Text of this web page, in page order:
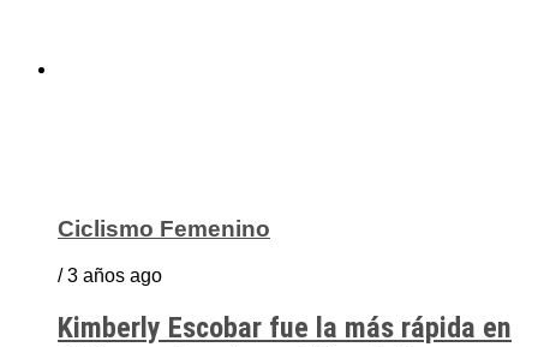
Ciclismo Femenino
/ 3 años ago
Kimberly Escobar fue la más rápida en